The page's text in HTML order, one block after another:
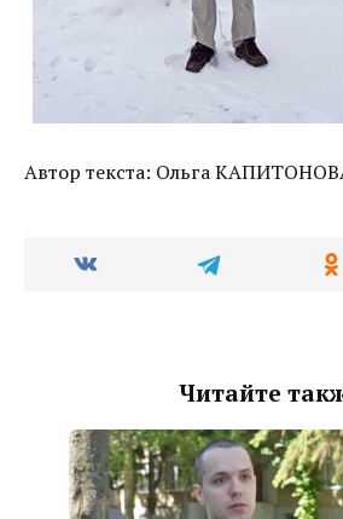
Автор текста: Ольга
Читайте